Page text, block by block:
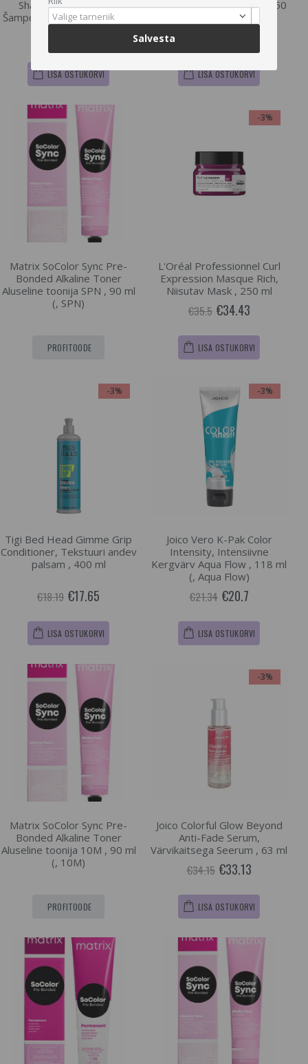
Shampoo Sära Andev
Šampoon , 300 ml (, 300 ml)
LISA OSTUKORVI
normaalsetele juustele , 250
ml (, 250 ml)
LISA OSTUKORVI
Matrix SoColor Sync Pre-
Bonded Alkaline Toner
Aluseline toonija SPN , 90 ml
(, SPN)
PROFITOODE
-3%
L'Oréal Professionnel Curl
Expression Masque Rich,
Niisutav Mask , 250 ml
€35.5 €34.43
LISA OSTUKORVI
-3%
Tigi Bed Head Gimme Grip
Conditioner, Tekstuuri andev
palsam , 400 ml
€18.19 €17.65
LISA OSTUKORVI
-3%
Joico Vero K-Pak Color
Intensity, Intensiivne
Kergvärv Aqua Flow , 118 ml
(, Aqua Flow)
€21.34 €20.7
LISA OSTUKORVI
Matrix SoColor Sync Pre-
Bonded Alkaline Toner
Aluseline toonija 10M , 90 ml
(, 10M)
PROFITOODE
-3%
Joico Colorful Glow Beyond
Anti-Fade Serum,
Värvikaitsega Seerum , 63 ml
€34.15 €33.13
LISA OSTUKORVI
Valige tarneriik
Salvesta